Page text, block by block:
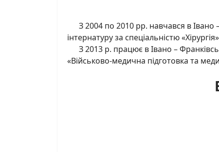
З 2004 по 2010 рр. навчався в Івано
інтернатуру за спеціальністю
З 2013 р. працює в Івано –
«Військово-медична підготовка та